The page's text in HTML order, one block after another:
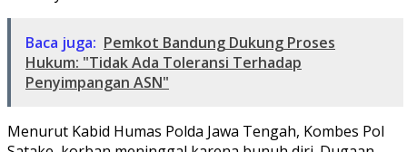
Baca juga: Pemkot Bandung Dukung Proses
Hukum: "Tidak Ada Toleransi Terhadap
Penyimpangan ASN"
Menurut Kabid Humas Polda Jawa Tengah, Kombes Pol